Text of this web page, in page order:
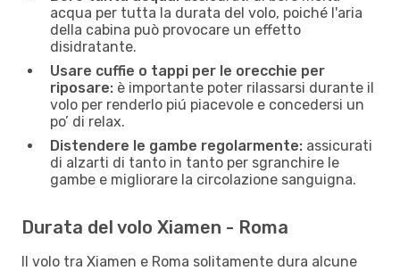
acqua per tutta la durata del volo, poiché l'aria
della cabina può provocare un effetto
disidratante.
Usare cuffie o tappi per le orecchie per
riposare: è importante poter rilassarsi durante il
volo per renderlo piú piacevole e concedersi un
po’ di relax.
Distendere le gambe regolarmente: assicurati
di alzarti di tanto in tanto per sgranchire le
gambe e migliorare la circolazione sanguigna.
Durata del volo Xiamen - Roma
Il volo tra Xiamen e Roma solitamente dura alcune